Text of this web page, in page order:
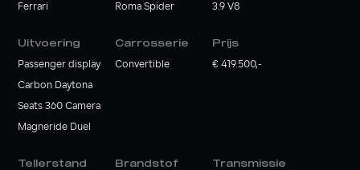
Ferrari Roma Spider 3.9 V8
Uitvoering
Passenger display
Carbon Daytona
Seats 360 Camera
Magneride Duel
Carrosserie
Convertible
Prijs
€ 419.500,-
Tellerstand Brandstof Transmissie